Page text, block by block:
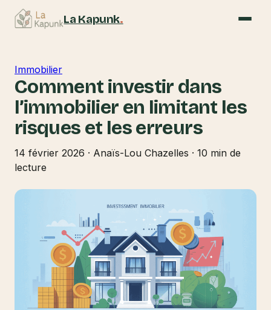
La Kapunk.
Immobilier
Comment investir dans
l’immobilier en limitant les
risques et les erreurs
14 février 2026 · Anaïs-Lou Chazelles · 10 min de
lecture